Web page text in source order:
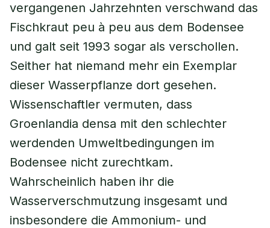
vergangenen Jahrzehnten verschwand das
Fischkraut peu à peu aus dem Bodensee
und galt seit 1993 sogar als verschollen.
Seither hat niemand mehr ein Exemplar
dieser Wasserpflanze dort gesehen.
Wissenschaftler vermuten, dass
Groenlandia densa mit den schlechter
werdenden Umweltbedingungen im
Bodensee nicht zurechtkam.
Wahrscheinlich haben ihr die
Wasserverschmutzung insgesamt und
insbesondere die Ammonium- und